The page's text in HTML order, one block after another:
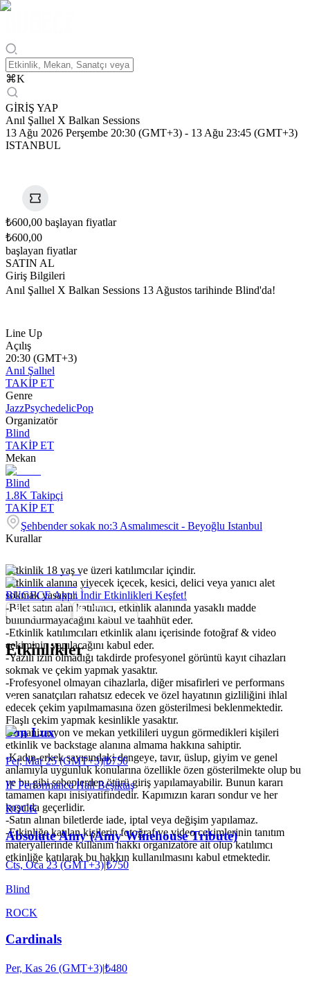
⌘K
GİRİŞ YAP
Anıl Şallıel X Balkan Sessions
13 Ağu 2026 Perşembe 20:30 (GMT+3) - 13 Ağu 23:45 (GMT+3)
ISTANBUL
₺600,00 başlayan fiyatlar
₺600,00
başlayan fiyatlar
SATIN AL
Giriş Bilgileri
Anıl Şallıel X Balkan Sessions 13 Ağustos tarihinde Blind'da!
Line Up
Açılış
20:30 (GMT+3)
Anıl Şallıel
TAKİP ET
Genre
JazzPsychedelicPop
Organizatör
Blind
TAKİP ET
Mekan
Blind
1.8K Takipçi
TAKİP ET
Şehbender sokak no:3 Asmalımescit - Beyoğlu Istanbul
Kurallar
-Etkinlik 18 yaş ve üzeri katılımcılar içindir.
-Etkinlik alanına yiyecek içecek, kesici, delici veya yanıcı alet
sokmak yasaktır.
-Bilet satın alan katılımcı, etkinlik alanında yasaklı madde
bulundurmayacağını kabul ve taahhüt eder.
-Etkinlik katılımcıları etkinlik alanı içerisinde fotoğraf & video
çekiminin yapılacağını kabul eder.
-Yazılı izin olmadığı takdirde profesyonel görüntü kayıt cihazları
sokmak ve çekim yapmak yasaktır.
-Profesyonel olmayan cihazlarla, diğer misafirleri ve performans
veren sanatçıları rahatsız edecek ve özel hayatının gizliliğini ihlal
edecek çekim yapılmamasına özen gösterilmesi beklenmektedir.
Flaşlı çekim yapmak kesinlikle yasaktır.
-Organizasyon ve mekan yetkilileri uygun görmedikleri kişileri
etkinlik ve backstage alanına almama hakkına sahiptir.
-Kadın-erkek sayısındaki dengeye, tavır, üslup, giyim ve genel
anlamıyla uygunluk konularına özellikle özen gösterilmekte olup bu
ve bu gibi sebeplerden ötürü giriş yapılamayabilir. Bunun kararı
tamamen kapı inisiyatifindedir. Kapımızın kararı sondur ve her
koşulda geçerlidir.
-Satın alınan biletlerde iade, iptal veya değişim yapılamaz.
-Etkinliğe katılan kişilerin fotoğraf ve video çekimlerinin tanıtım
materyallerinde kullanım hakkı organizatöre ait olup katılımcı
etkinliğe katılarak bu hakkın kullanılmasını kabul etmektedir.
BUGECE App'i İndir Etkinlikleri Keşfet!
Etkinlikler
Son Lux
Per, Mar 25 (GMT+3)|₺750
IF Performance Hall Beşiktaş
ROCK
Absolute Amy (Amy Winehouse Tribute)
Cts, Oca 23 (GMT+3)|₺750
Blind
ROCK
Cardinals
Per, Kas 26 (GMT+3)|₺480